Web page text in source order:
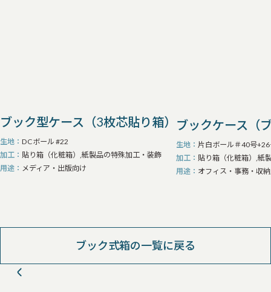
ブック型ケース（3枚芯貼り箱）
生地
DCボール #22
加工
貼り箱（化粧箱）,紙製品の特殊加工・装飾
用途
メディア・出版向け
ブックケース（
生地
片白ボール＃40号
加工
貼り箱（化粧箱）,紙
用途
オフィス・事務・収
ブック式箱の一覧に戻る